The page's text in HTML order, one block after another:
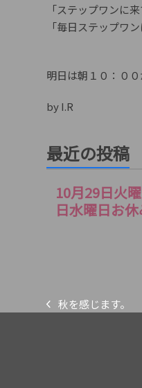
「ステップワンに
「毎日ステップワ
明日は朝１０：００
by I.R
最近の投稿
10月29日火
日水曜日お
previous
秋を感じます。